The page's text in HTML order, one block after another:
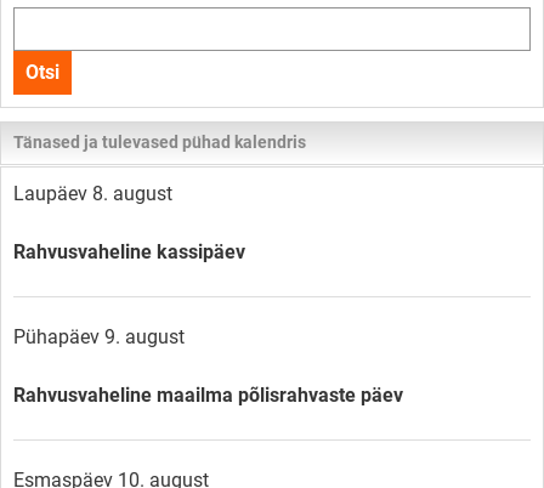
kogu
lehelt
Otsi
Tänased ja tulevased pühad kalendris
Laupäev 8. august
Rahvusvaheline kassipäev
Pühapäev 9. august
Rahvusvaheline maailma põlisrahvaste päev
Esmaspäev 10. august